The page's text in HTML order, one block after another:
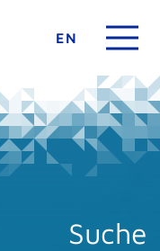
EN
Suche